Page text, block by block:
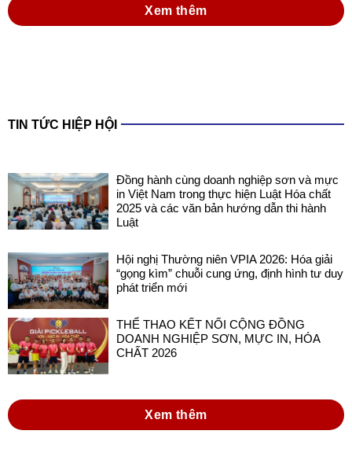
Xem thêm
TIN TỨC HIỆP HỘI
Đồng hành cùng doanh nghiệp sơn và mực
in Việt Nam trong thực hiện Luật Hóa chất
2025 và các văn bản hướng dẫn thi hành
Luật
Hội nghị Thường niên VPIA 2026: Hóa giải
“gọng kìm” chuỗi cung ứng, định hình tư duy
phát triển mới
THỂ THAO KẾT NỐI CỘNG ĐỒNG
DOANH NGHIỆP SƠN, MỰC IN, HÓA
CHẤT 2026
Xem thêm